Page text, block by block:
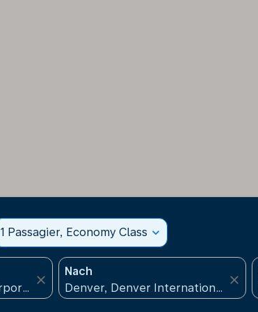
1 Passagier, Economy Class expand_more
close
Nach
close